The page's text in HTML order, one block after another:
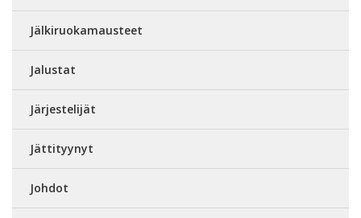
Jälkiruokamausteet
Jalustat
Järjestelijät
Jättityynyt
Johdot